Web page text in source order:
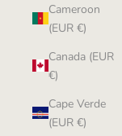
Cameroon
(EUR €)
Canada (EUR
€)
Cape Verde
(EUR €)